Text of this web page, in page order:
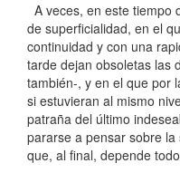
A veces, en este tiempo
de superficialidad, en el
continuidad y con una
tarde dejan obsoletas las
también-, y en el que por
si estuvieran al mismo
patraña del último
pararse a pensar sobre
que, al final, depende